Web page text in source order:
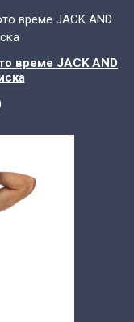
време JACK AND